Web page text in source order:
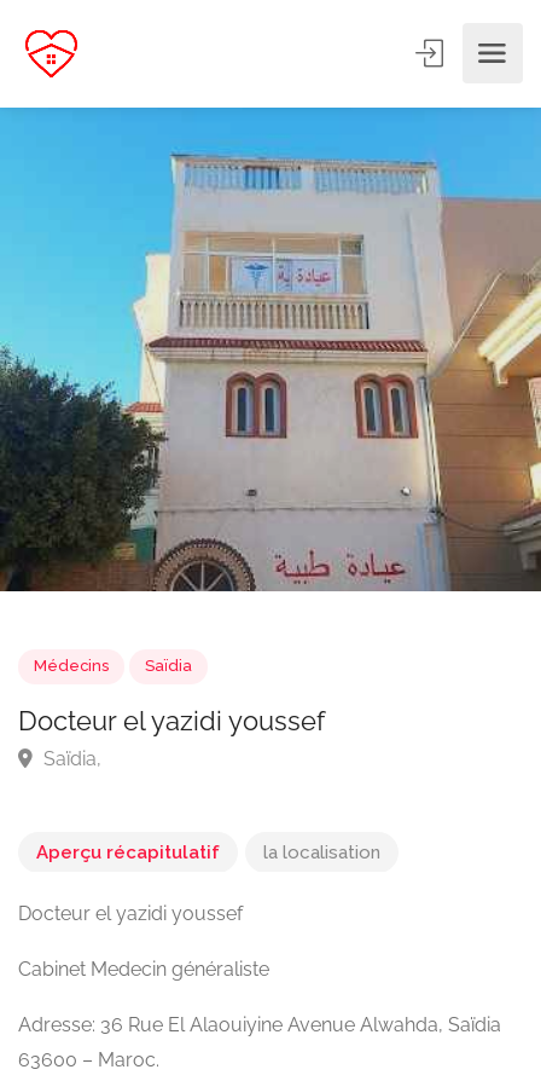
Médecins Saïdia
Aperçu récapitulatif la localisation
Docteur el yazidi youssef
Cabinet Medecin généraliste
Adresse: 36 Rue El Alaouiyine Avenue Alwahda, Saïdia
63600 – Maroc.